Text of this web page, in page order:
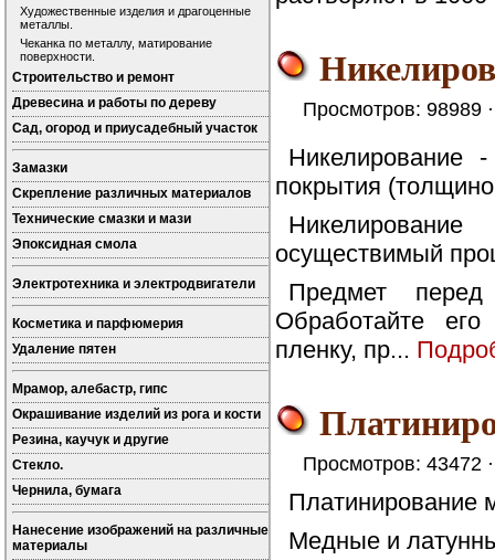
Художественные изделия и драгоценные
металлы.
Чеканка по металлу, матирование
поверхности.
Строительство и ремонт
Древесина и работы по дереву
Сад, огород и приусадебный участок
Замазки
Скрепление различных материалов
Технические смазки и мази
Эпоксидная смола
Электротехника и электродвигатели
Косметика и парфюмерия
Удаление пятен
Мрамор, алебастр, гипс
Окрашивание изделий из рога и кости
Резина, каучук и другие
Стекло.
Чернила, бумага
Нанесение изображений на различные
материалы
Просмотров: 98989
Никелирование
покрытия
осуществимый
Предмет перед
Обработайте
пленку, пр...
Просмотров: 43472
Платинирование
Медные и